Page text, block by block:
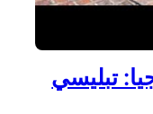
تبليسي